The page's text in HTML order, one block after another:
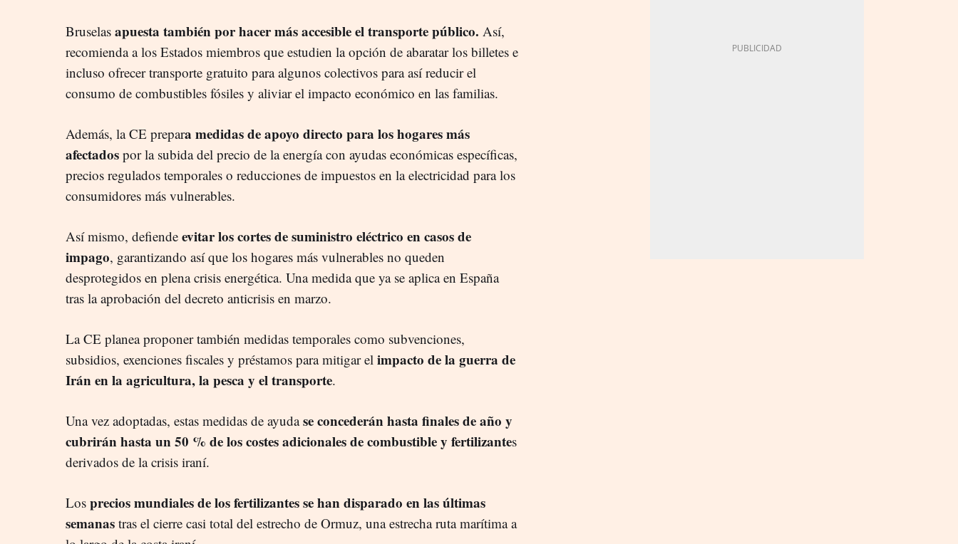
Bruselas apuesta también por hacer más accesible el transporte público. Así,
recomienda a los Estados miembros que estudien la opción de abaratar los billetes e
incluso ofrecer transporte gratuito para algunos colectivos para así reducir el
consumo de combustibles fósiles y aliviar el impacto económico en las familias.
Además, la CE prepara medidas de apoyo directo para los hogares más
afectados por la subida del precio de la energía con ayudas económicas específicas,
precios regulados temporales o reducciones de impuestos en la electricidad para los
consumidores más vulnerables.
Así mismo, defiende evitar los cortes de suministro eléctrico en casos de
impago, garantizando así que los hogares más vulnerables no queden
desprotegidos en plena crisis energética. Una medida que ya se aplica en España
tras la aprobación del decreto anticrisis en marzo.
La CE planea proponer también medidas temporales como subvenciones,
subsidios, exenciones fiscales y préstamos para mitigar el impacto de la guerra de
Irán en la agricultura, la pesca y el transporte.
Una vez adoptadas, estas medidas de ayudase concederán hasta finales de año y
cubrirán hasta un 50 % de los costes adicionales de combustible y fertilizantes
derivados de la crisis iraní.
Los precios mundiales de los fertilizantes se han disparado en las últimas
semanas tras el cierre casi total del estrecho de Ormuz, una estrecha ruta marítima a